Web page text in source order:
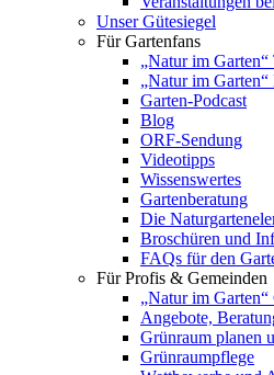
Unser Gütesiegel
Für Gartenfans
„Natur im Garten“
„Natur im Garten“
Garten-Podcast
Blog
ORF-Sendung
Videotipps
Wissenswertes
Gartenberatung
Die
Broschüren und
FAQs für den
Für Profis & Gemeinden
„Natur im Garten“
Angebote,
Grünraum planen
Grünraumpflege